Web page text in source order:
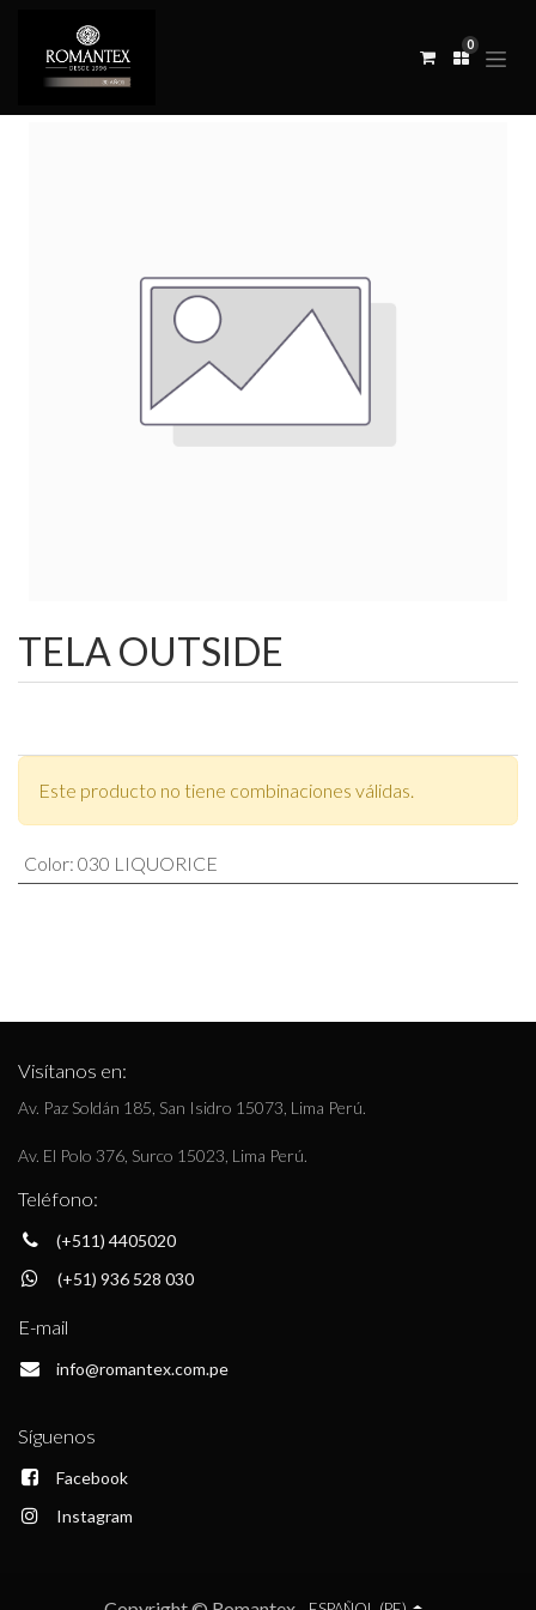
0
TELA OUTSIDE
Este producto no tiene combinaciones válidas.
Color: 030 LIQUORICE
Visítanos en:
Av. Paz Soldán 185, San Isidro 15073, Lima Perú.
Av. El Polo 376, Surco 15023, Lima Perú.
Teléfono:
(+511) 4405020
(+51) 936 528 030
E-mail
info@romantex.com.pe
Síguenos
Facebook
Instagram